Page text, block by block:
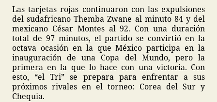
Las tarjetas rojas continuaron con las expulsiones
del sudafricano Themba Zwane al minuto 84 y del
mexicano César Montes al 92. Con una duración
total de 97 minutos, el partido se convirtió en la
octava ocasión en la que México participa en la
inauguración de una Copa del Mundo, pero la
primera en la que lo hace con una victoria. Con
esto, “el Tri” se prepara para enfrentar a sus
próximos rivales en el torneo: Corea del Sur y
Chequia.